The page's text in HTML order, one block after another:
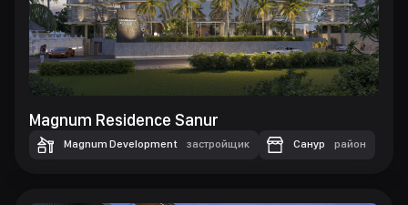
Magnum Residence Sanur
Magnum Development застройщик Санур район